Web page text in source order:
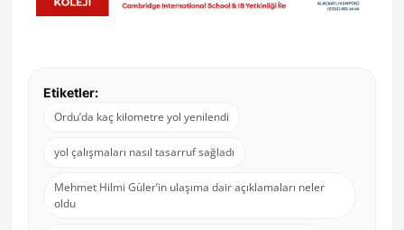
Etiketler:
Ordu’da kaç kilometre yol yenilendi
yol çalışmaları nasıl tasarruf sağladı
Mehmet Hilmi Güler’in ulaşıma dair açıklamaları neler
oldu